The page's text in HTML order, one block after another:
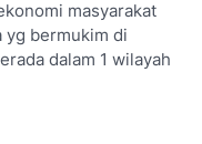
masyarakat
yg bermukim di
dalam 1 wilayah